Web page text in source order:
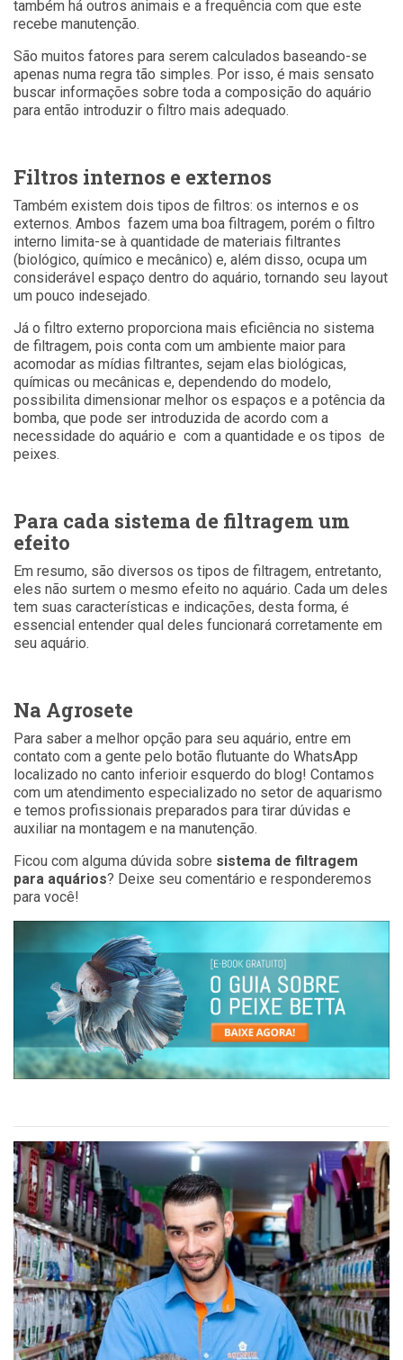
também há outros animais e a frequência com que este
recebe manutenção.
São muitos fatores para serem calculados baseando-se
apenas numa regra tão simples. Por isso, é mais sensato
buscar informações sobre toda a composição do aquário
para então introduzir o filtro mais adequado.
Filtros internos e externos
Também existem dois tipos de filtros: os internos e os
externos. Ambos fazem uma boa filtragem, porém o filtro
interno limita-se à quantidade de materiais filtrantes
(biológico, químico e mecânico) e, além disso, ocupa um
considerável espaço dentro do aquário, tornando seu layout
um pouco indesejado.
Já o filtro externo proporciona mais eficiência no sistema
de filtragem, pois conta com um ambiente maior para
acomodar as mídias filtrantes, sejam elas biológicas,
químicas ou mecânicas e, dependendo do modelo,
possibilita dimensionar melhor os espaços e a potência da
bomba, que pode ser introduzida de acordo com a
necessidade do aquário e com a quantidade e os tipos de
peixes.
Para cada sistema de filtragem um
efeito
Em resumo, são diversos os tipos de filtragem, entretanto,
eles não surtem o mesmo efeito no aquário. Cada um deles
tem suas características e indicações, desta forma, é
essencial entender qual deles funcionará corretamente em
seu aquário.
Na Agrosete
Para saber a melhor opção para seu aquário, entre em
contato com a gente pelo botão flutuante do WhatsApp
localizado no canto inferioir esquerdo do blog! Contamos
com um atendimento especializado no setor de aquarismo
e temos profissionais preparados para tirar dúvidas e
auxiliar na montagem e na manutenção.
Ficou com alguma dúvida sobre sistema de filtragem
para aquários? Deixe seu comentário e responderemos
para você!